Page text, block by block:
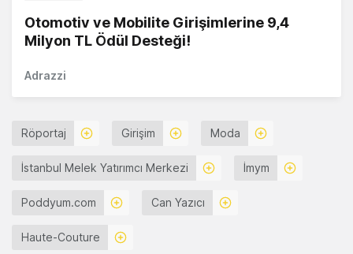
Otomotiv ve Mobilite Girişimlerine 9,4
Milyon TL Ödül Desteği!
Adrazzi
Röportaj Girişim Moda
İstanbul Melek Yatırımcı Merkezi İmym
Poddyum.com Can Yazıcı
Haute-Couture